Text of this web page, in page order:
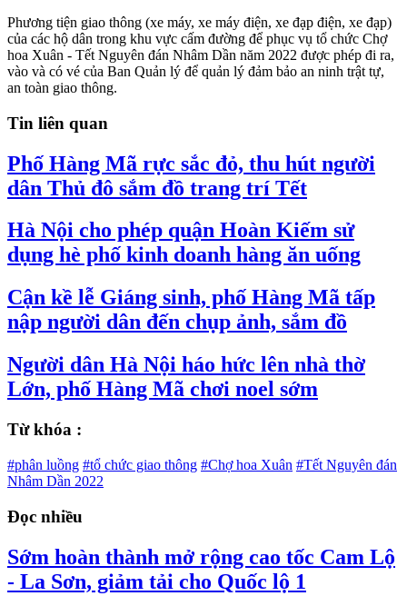
Phương tiện giao thông (xe máy, xe máy điện, xe đạp điện, xe đạp)
của các hộ dân trong khu vực cấm đường để phục vụ tổ chức Chợ
hoa Xuân - Tết Nguyên đán Nhâm Dần năm 2022 được phép đi ra,
vào và có vé của Ban Quản lý để quản lý đảm bảo an ninh trật tự,
an toàn giao thông.
Tin liên quan
Phố Hàng Mã rực sắc đỏ, thu hút người
dân Thủ đô sắm đồ trang trí Tết
Hà Nội cho phép quận Hoàn Kiếm sử
dụng hè phố kinh doanh hàng ăn uống
Cận kề lễ Giáng sinh, phố Hàng Mã tấp
nập người dân đến chụp ảnh, sắm đồ
Người dân Hà Nội háo hức lên nhà thờ
Lớn, phố Hàng Mã chơi noel sớm
Từ khóa :
#phân luồng #tổ chức giao thông #Chợ hoa Xuân #Tết Nguyên đán
Nhâm Dần 2022
Đọc nhiều
Sớm hoàn thành mở rộng cao tốc Cam Lộ
- La Sơn, giảm tải cho Quốc lộ 1